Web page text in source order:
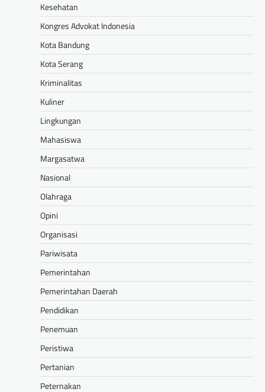
Kesehatan
Kongres Advokat Indonesia
Kota Bandung
Kota Serang
Kriminalitas
Kuliner
Lingkungan
Mahasiswa
Margasatwa
Nasional
Olahraga
Opini
Organisasi
Pariwisata
Pemerintahan
Pemerintahan Daerah
Pendidikan
Penemuan
Peristiwa
Pertanian
Peternakan